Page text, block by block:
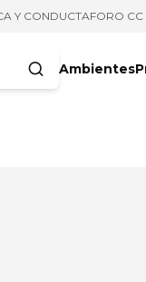
Y CONDUCTAFORO
Ambientes